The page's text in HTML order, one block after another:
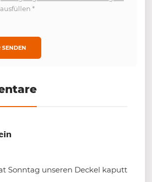
*
Sonntag unseren Deckel kaputt